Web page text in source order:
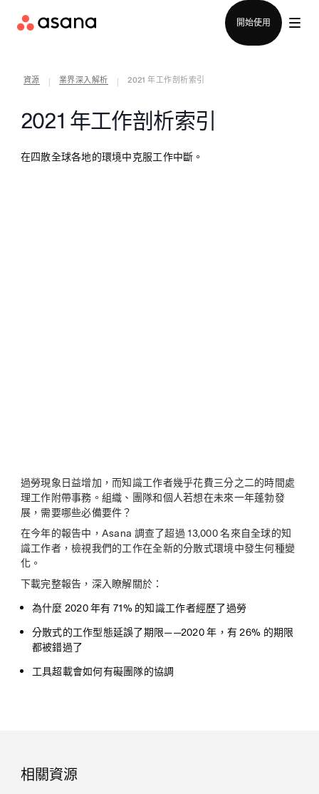
開始使用
資源 業界深入解析 2021 年工作剖析索引
2021 年工作剖析索引
在四散全球各地的環境中克服工作中斷。
過勞現象日益增加，而知識工作者幾乎花費三分之二的時間處
理工作附帶事務。組織、團隊和個人若想在未來一年蓬勃發
展，需要哪些必備要件？
在今年的報告中，Asana 調查了超過 13,000 名來自全球的知
識工作者，檢視我們的工作在全新的分散式環境中發生何種變
化。
下載完整報告，深入瞭解關於：
為什麼 2020 年有 71% 的知識工作者經歷了過勞
分散式的工作型態延誤了期限——2020 年，有 26% 的期限
都被錯過了
工具超載會如何有礙團隊的協調
相關資源